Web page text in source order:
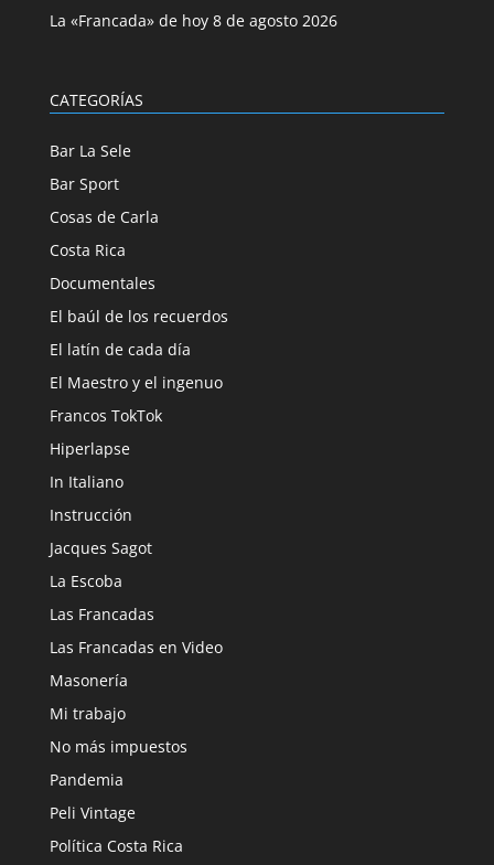
La «Francada» de hoy 8 de agosto 2026
CATEGORÍAS
Bar La Sele
Bar Sport
Cosas de Carla
Costa Rica
Documentales
El baúl de los recuerdos
El latín de cada día
El Maestro y el ingenuo
Francos TokTok
Hiperlapse
In Italiano
Instrucción
Jacques Sagot
La Escoba
Las Francadas
Las Francadas en Video
Masonería
Mi trabajo
No más impuestos
Pandemia
Peli Vintage
Política Costa Rica